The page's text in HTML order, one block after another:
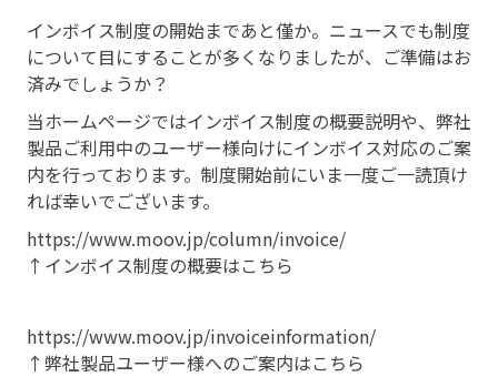
インボイス制度の開始まであと僅か。ニュースでも制度
について目にすることが多くなりましたが、ご準備はお
済みでしょうか？
当ホームページではインボイス制度の概要説明や、弊社
製品ご利用中のユーザー様向けにインボイス対応のご案
内を行っております。制度開始前にいま一度ご一読頂け
れば幸いでございます。
https://www.moov.jp/column/invoice/
↑インボイス制度の概要はこちら
https://www.moov.jp/invoiceinformation/
↑弊社製品ユーザー様へのご案内はこちら